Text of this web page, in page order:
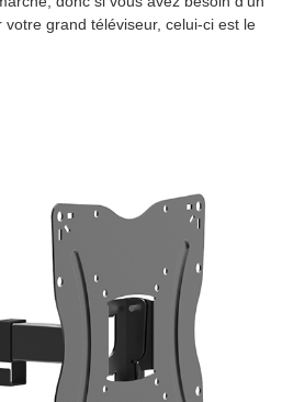
grand téléviseur, celui-ci est le